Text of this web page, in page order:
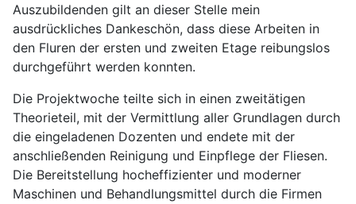
Auszubildenden gilt an dieser Stelle mein
ausdrückliches Dankeschön, dass diese Arbeiten in
den Fluren der ersten und zweiten Etage reibungslos
durchgeführt werden konnten.
Die Projektwoche teilte sich in einen zweitätigen
Theorieteil, mit der Vermittlung aller Grundlagen durch
die eingeladenen Dozenten und endete mit der
anschließenden Reinigung und Einpflege der Fliesen.
Die Bereitstellung hocheffizienter und moderner
Maschinen und Behandlungsmittel durch die Firmen